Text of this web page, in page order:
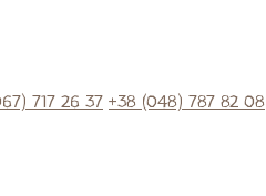
717 26 37 +38 (048) 787 82 08